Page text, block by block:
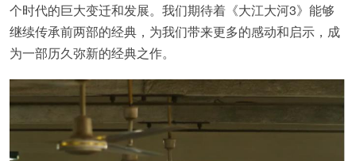
个时代的巨大变迁和发展。我们期待着《大江大河3》能够
继续传承前两部的经典，为我们带来更多的感动和启示，成
为一部历久弥新的经典之作。